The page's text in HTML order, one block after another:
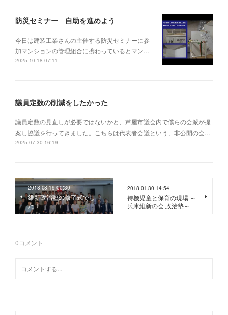
防災セミナー 自助を進めよう
今日は建装工業さんの主催する防災セミナーに参
加マンションの管理組合に携わっているとマン…
2025.10.18 07:11
議員定数の削減をしたかった
議員定数の見直しが必要ではないかと、芦屋市議会内で僕らの会派が提
案し協議を行ってきました。こちらは代表者会議という、非公開の会…
2025.07.30 16:19
2018.08.19 00:30
維新政治塾の修了式でし
た！
2018.01.30 14:54
待機児童と保育の現場 ～
兵庫維新の会 政治塾～
0コメント